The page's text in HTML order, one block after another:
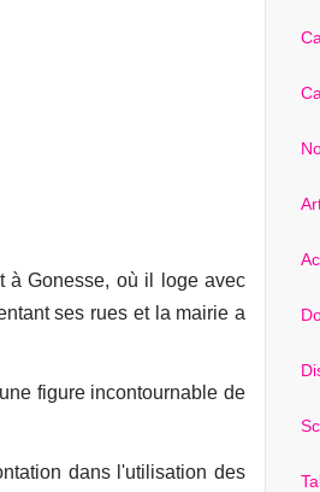
à Gonesse, où il loge avec
ses rues et la mairie a
figure incontournable de
dans l'utilisation des